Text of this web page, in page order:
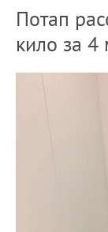
Потап
кило за 4